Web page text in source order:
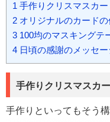
1 手作りクリスマスカー
2 オリジナルのカード
3 100均のマスキングテ
4 日頃の感謝のメッセ
手作りクリスマスカ
手作りといってもそう